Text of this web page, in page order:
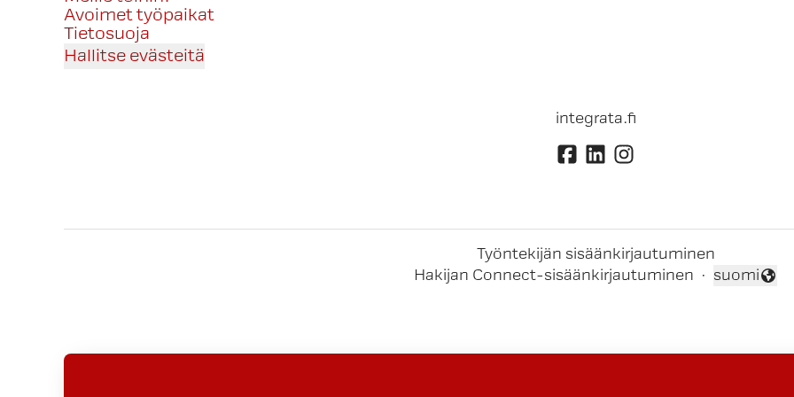
Avoimet työpaikat
Tietosuoja
Hallitse evästeitä
integrata.fi
Työntekijän sisäänkirjautuminen
Hakijan Connect-sisäänkirjautuminen · Vaihda kieli
suomi